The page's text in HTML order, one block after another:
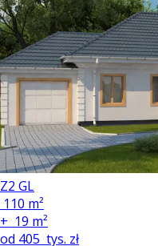
Z2 GL
110 m²
+ 19 m²
od 405 tys. zł